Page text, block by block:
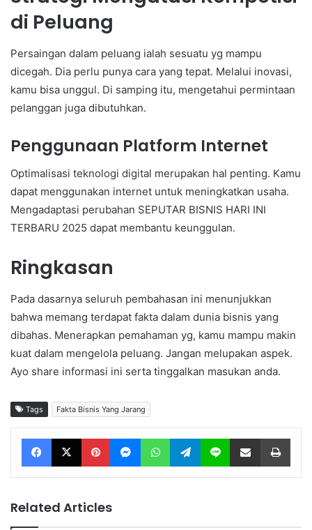
di Peluang
Persaingan dalam peluang ialah sesuatu yg mampu
dicegah. Dia perlu punya cara yang tepat. Melalui inovasi,
kamu bisa unggul. Di samping itu, mengetahui permintaan
pelanggan juga dibutuhkan.
Penggunaan Platform Internet
Optimalisasi teknologi digital merupakan hal penting. Kamu
dapat menggunakan internet untuk meningkatkan usaha.
Mengadaptasi perubahan SEPUTAR BISNIS HARI INI
TERBARU 2025 dapat membantu keunggulan.
Ringkasan
Pada dasarnya seluruh pembahasan ini menunjukkan
bahwa memang terdapat fakta dalam dunia bisnis yang
dibahas. Menerapkan pemahaman yg, kamu mampu makin
kuat dalam mengelola peluang. Jangan melupakan aspek.
Ayo share informasi ini serta tinggalkan masukan anda.
Tags Fakta Bisnis Yang Jarang
Facebook X Pinterest Messenger WhatsApp Telegram Line Share via Email
Related Articles